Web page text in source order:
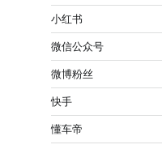
小红书
微信公众号
微博粉丝
快手
懂车帝